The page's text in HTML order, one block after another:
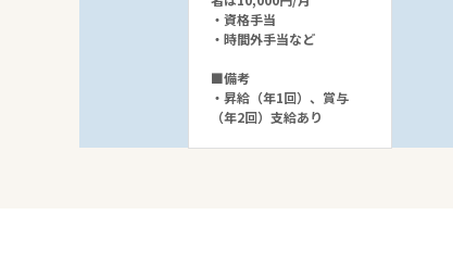
・資格手当
・時間外手当など
■備考
・昇給（年1回）、賞与
（年2回）支給あり